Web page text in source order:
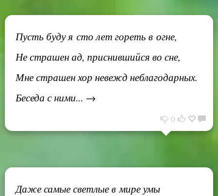
Пусть буду я сто лет гореть в огне,
Не страшен ад, приснившийся во сне,
Мне страшен хор невежд неблагодарных.
Беседа с ними... →
0
Даже самые светлые в мире умы